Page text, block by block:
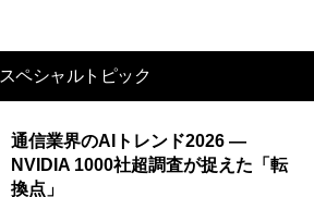
スペシャルトピック
通信業界のAIトレンド2026 ―
NVIDIA 1000社超調査が捉えた「転
換点」